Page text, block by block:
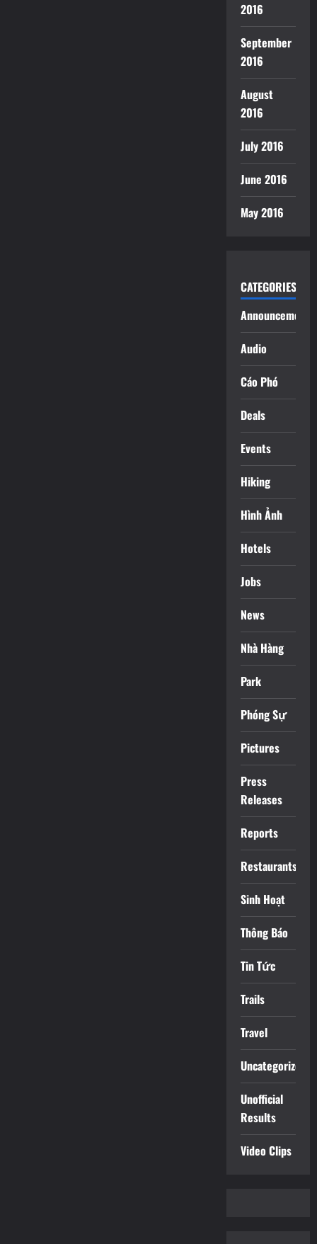
2016
September
2016
August
2016
July 2016
June 2016
May 2016
CATEGORIES
Announcements
Audio
Cáo Phó
Deals
Events
Hiking
Hình Ảnh
Hotels
Jobs
News
Nhà Hàng
Park
Phóng Sự
Pictures
Press
Releases
Reports
Restaurants
Sinh Hoạt
Thông Báo
Tin Tức
Trails
Travel
Uncategorized
Unofficial
Results
Video Clips